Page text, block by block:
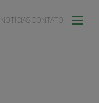
NOTÍCIASCONTATO